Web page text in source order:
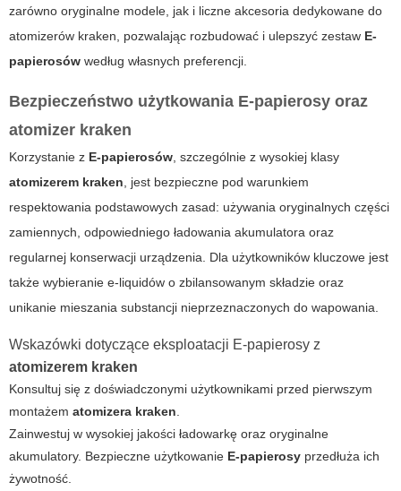
zarówno oryginalne modele, jak i liczne akcesoria dedykowane do
atomizerów kraken, pozwalając rozbudować i ulepszyć zestaw E-
papierosów według własnych preferencji.
Bezpieczeństwo użytkowania E-papierosy oraz
atomizer kraken
Korzystanie z E-papierosów, szczególnie z wysokiej klasy
atomizerem kraken, jest bezpieczne pod warunkiem
respektowania podstawowych zasad: używania oryginalnych części
zamiennych, odpowiedniego ładowania akumulatora oraz
regularnej konserwacji urządzenia. Dla użytkowników kluczowe jest
także wybieranie e-liquidów o zbilansowanym składzie oraz
unikanie mieszania substancji nieprzeznaczonych do wapowania.
Wskazówki dotyczące eksploatacji E-papierosy z
atomizerem kraken
Konsultuj się z doświadczonymi użytkownikami przed pierwszym
montażem atomizera kraken.
Zainwestuj w wysokiej jakości ładowarkę oraz oryginalne
akumulatory. Bezpieczne użytkowanie E-papierosy przedłuża ich
żywotność.